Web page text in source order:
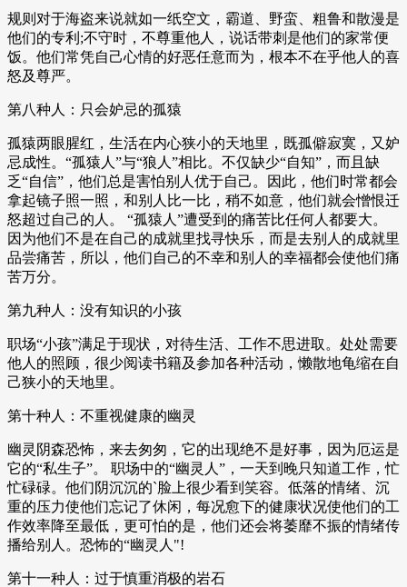
规则对于海盗来说就如一纸空文，霸道、野蛮、粗鲁和散漫是
他们的专利;不守时，不尊重他人，说话带刺是他们的家常便
饭。他们常凭自己心情的好恶任意而为，根本不在乎他人的喜
怒及尊严。
第八种人：只会妒忌的孤猿
孤猿两眼腥红，生活在内心狭小的天地里，既孤僻寂寞，又妒
忌成性。“孤猿人”与“狼人”相比。不仅缺少“自知”，而且缺
乏“自信”，他们总是害怕别人优于自己。因此，他们时常都会
拿起镜子照一照，和别人比一比，稍不如意，他们就会憎恨迁
怒超过自己的人。 “孤猿人”遭受到的痛苦比任何人都要大。
因为他们不是在自己的成就里找寻快乐，而是去别人的成就里
品尝痛苦，所以，他们自己的不幸和别人的幸福都会使他们痛
苦万分。
第九种人：没有知识的小孩
职场“小孩”满足于现状，对待生活、工作不思进取。处处需要
他人的照顾，很少阅读书籍及参加各种活动，懒散地龟缩在自
己狭小的天地里。
第十种人：不重视健康的幽灵
幽灵阴森恐怖，来去匆匆，它的出现绝不是好事，因为厄运是
它的“私生子”。 职场中的“幽灵人”，一天到晚只知道工作，忙
忙碌碌。他们阴沉沉的`脸上很少看到笑容。低落的情绪、沉
重的压力使他们忘记了休闲，每况愈下的健康状况使他们的工
作效率降至最低，更可怕的是，他们还会将萎靡不振的情绪传
播给别人。恐怖的“幽灵人"!
第十一种人：过于慎重消极的岩石